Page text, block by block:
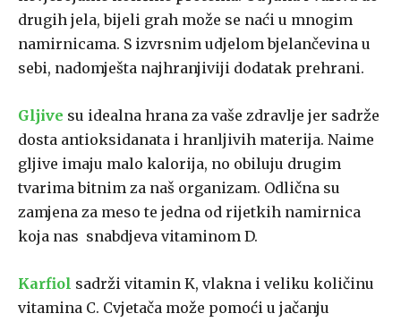
drugih jela, bijeli grah može se naći u mnogim
namirnicama. S izvrsnim udjelom bjelančevina u
sebi, nadomješta najhranjiviji dodatak prehrani.
Gljive su idealna hrana za vaše zdravlje jer sadrže
dosta antioksidanata i hranljivih materija. Naime
gljive imaju malo kalorija, no obiluju drugim
tvarima bitnim za naš organizam. Odlična su
zamjena za meso te jedna od rijetkih namirnica
koja nas snabdjeva vitaminom D.
Karfiol sadrži vitamin K, vlakna i veliku količinu
vitamina C. Cvjetača može pomoći u jačanju